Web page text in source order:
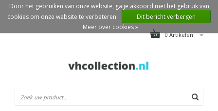
0 Artikelen
Door het gebruiken van onze website, ga je akkoord met het gebruik van
cookies om onze website te verbeteren.
Dit bericht verbergen
Meer over cookies »